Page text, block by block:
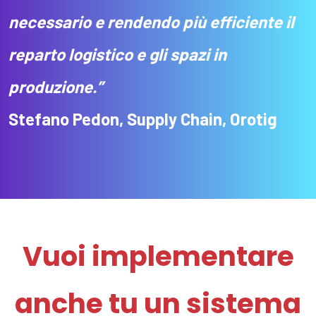
necessario e rendendo più efficiente il
reparto logistico e gli spazi in
produzione.”
Stefano Pedon, Supply Chain, Orotig
Vuoi implementare
anche tu un sistema